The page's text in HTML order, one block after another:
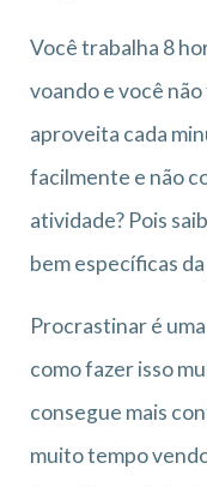
Você trabalha 8
voando e você
aproveita cada
facilmente e não
atividade? Pois
bem específicas
Procrastinar é
como fazer isso
consegue mais
muito tempo